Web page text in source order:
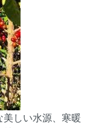
しい水源、寒暖